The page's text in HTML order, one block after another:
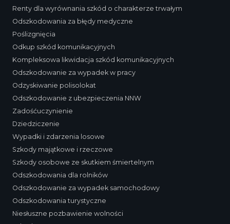
Renty dla wyrównania szkód o charakterze trwałym
Odszkodowania za błędy medyczne
Poślizgnięcia
Odkup szkód komunikacyjnych
Kompleksowa likwidacja szkód komunikacyjnych
Odszkodowanie za wypadek w pracy
Odzyskiwanie polisolokat
Odszkodowanie z ubezpieczenia NNW
Zadośćuczynienie
Dziedziczenie
Wypadki i zdarzenia losowe
Szkody majątkowe i rzeczowe
Szkody osobowe ze skutkiem śmiertelnym
Odszkodowania dla rolników
Odszkodowanie za wypadek samochodowy
Odszkodowania turystyczne
Niesłuszne pozbawienie wolności